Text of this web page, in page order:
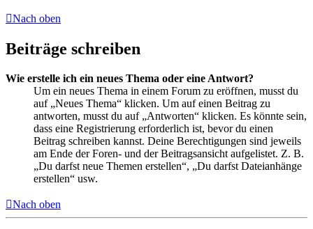
Nach oben
Beiträge schreiben
Wie erstelle ich ein neues Thema oder eine Antwort?
Um ein neues Thema in einem Forum zu eröffnen, musst du
auf „Neues Thema“ klicken. Um auf einen Beitrag zu
antworten, musst du auf „Antworten“ klicken. Es könnte sein,
dass eine Registrierung erforderlich ist, bevor du einen
Beitrag schreiben kannst. Deine Berechtigungen sind jeweils
am Ende der Foren- und der Beitragsansicht aufgelistet. Z. B.
„Du darfst neue Themen erstellen“, „Du darfst Dateianhänge
erstellen“ usw.
Nach oben